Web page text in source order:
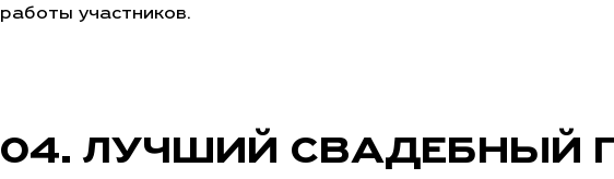
работы участников.
ЛУЧШИЙ СВАДЕБНЫЙ